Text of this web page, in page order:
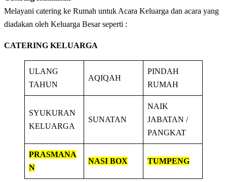
Melayani catering ke Rumah untuk Acara Keluarga dan acara yang
diadakan oleh Keluarga Besar seperti :
CATERING KELUARGA
ULANG
TAHUN
AQIQAH
PINDAH
RUMAH
SYUKURAN
KELUARGA
SUNATAN
NAIK
JABATAN /
PANGKAT
PRASMANA
N
NASI BOX TUMPENG